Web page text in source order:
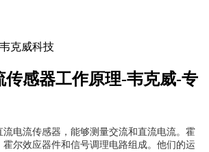
韦克威科技
传感器工作原理-韦克威-专
电流传感器，能够测量交流和直流电流。霍
霍尔效应器件和信号调理电路组成。他们的运